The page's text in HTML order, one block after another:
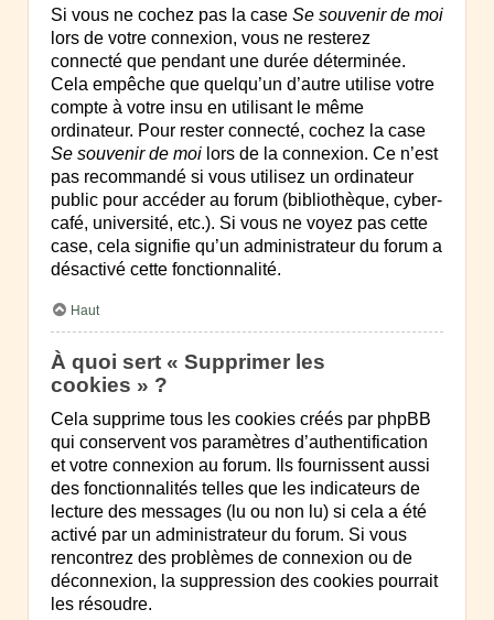
Si vous ne cochez pas la case Se souvenir de moi
lors de votre connexion, vous ne resterez
connecté que pendant une durée déterminée.
Cela empêche que quelqu’un d’autre utilise votre
compte à votre insu en utilisant le même
ordinateur. Pour rester connecté, cochez la case
Se souvenir de moi lors de la connexion. Ce n’est
pas recommandé si vous utilisez un ordinateur
public pour accéder au forum (bibliothèque, cyber-
café, université, etc.). Si vous ne voyez pas cette
case, cela signifie qu’un administrateur du forum a
désactivé cette fonctionnalité.
Haut
À quoi sert « Supprimer les
cookies » ?
Cela supprime tous les cookies créés par phpBB
qui conservent vos paramètres d’authentification
et votre connexion au forum. Ils fournissent aussi
des fonctionnalités telles que les indicateurs de
lecture des messages (lu ou non lu) si cela a été
activé par un administrateur du forum. Si vous
rencontrez des problèmes de connexion ou de
déconnexion, la suppression des cookies pourrait
les résoudre.